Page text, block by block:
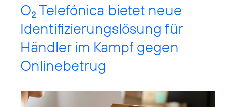
O2 Telefónica bietet neue
Identifizierungslösung für
Händler im Kampf gegen
Onlinebetrug